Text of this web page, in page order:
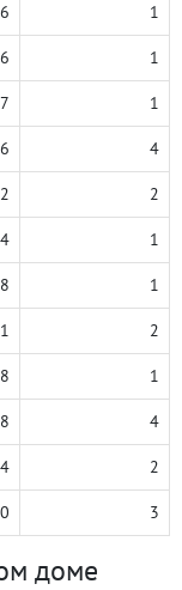
1
1
1
4
2
1
1
2
1
4
2
3
доме